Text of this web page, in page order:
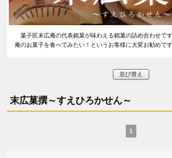
菓子匠末広庵の代表銘菓が味わえる銘菓の詰め合わせで
庵のお菓子を食べてみたい！というお客様に大変お勧めです
並び替え
末広菓撰～すえひろかせん～
1